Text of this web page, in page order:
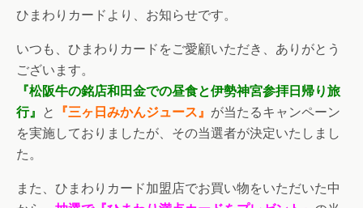
ひまわりカードより、お知らせです。
いつも、ひまわりカードをご愛顧いただき、ありがとう
ございます。
『松阪牛の銘店和田金での昼食と伊勢神宮参拝日帰り旅
行』 と 『三ヶ日みかんジュース』 が当たるキャンペーン
を実施しておりましたが、その当選者が決定いたしまし
た。
また、ひまわりカード加盟店でお買い物をいただいた中